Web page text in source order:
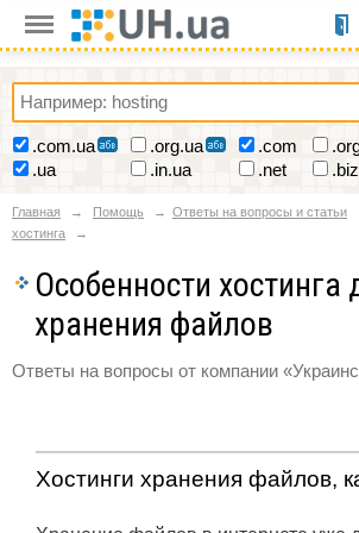
.com.ua .org.ua .com
.ua
.in.ua .net .biz
Главная Помощь Ответы на вопросы и статьи
хостинга
Особенности хостинга
хранения файлов
Ответы на вопросы от компании
Хостинги хранения файлов,